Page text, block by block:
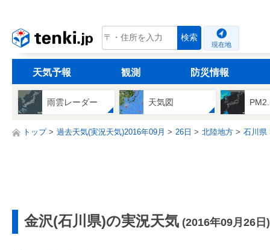
tenki.jp 検索
現在地
天気予報 観測 防災情報
雨雲レーダー 天気図
トップ 過去天気(実況天気)2016年09月 26日 北陸地方 石川県
金沢(石川県)の実況天気 (2016年09月26日)